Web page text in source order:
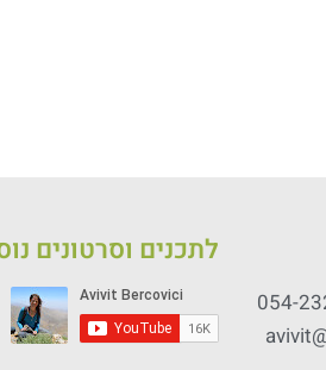
לתכנים וסרטונים